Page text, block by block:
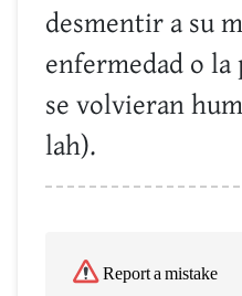
desmentir a su
enfermedad o la
se volvieran
lah).
Report a mistake